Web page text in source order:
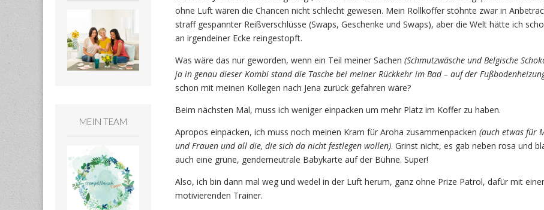
ohne Luft wären die Chancen nicht schlecht gewesen. Mein Rollkoffer stöhnte zwar in
straff gespannter Reißverschlüsse (Swaps, Geschenke und Swaps), aber die Welt hätte ich
an irgendeiner Ecke reingestopft.
Was wäre das nur geworden, wenn ein Teil meiner Sachen (Schmutzwäsche und Belgische
ja in genau dieser Kombi stand die Tasche bei meiner Rückkehr im Bad – auf der
schon mit meinen Kollegen nach Jena zurück gefahren wäre?
Beim nächsten Mal, muss ich weniger einpacken um mehr Platz im Koffer zu haben.
Apropos einpacken, ich muss noch meinen Kram für Aroha zusammenpacken (auch etwas für
und Frauen und all die, die sich da nicht festlegen wollen). Grinst nicht, es gab neben rosa und
auch eine grüne, genderneutrale Babykarte auf der Bühne. Super!
Also, ich bin dann mal weg und wedel in der Luft herum, ganz ohne Prize Patrol, dafür mit
motivierenden Trainer.
MEIN TEAM